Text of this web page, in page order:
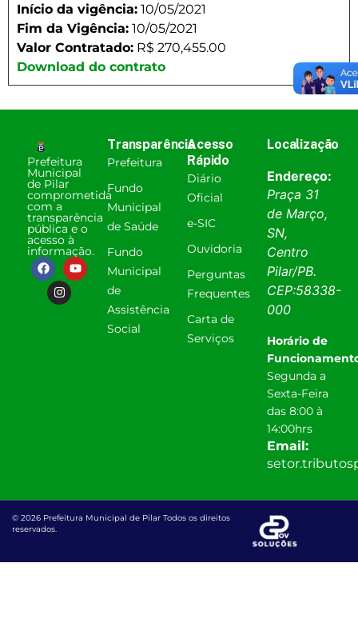
Início da vigência: 10/05/2021
Fim da Vigência: 10/05/2021
Valor Contratado: R$ 270,455.00
Download do contrato
Prefeitura
Municipal
de Pilar
comprometida
com a
transparência
pública e o
acesso à
informação.
Transparência
Prefeitura
Fundo
Municipal
de Saúde
Fundo
Municipal
de
Assistência
Social
Acesso
Rápido
Diário
Oficial
e-SIC
Ouvidoria
Perguntas
Frequentes
Carta de
Serviços
Localização
Endereço:
Praça 31
de Março,
SN,
Centro
Pilar/PB.
CEP:58338-
000
Horário de
Segunda a
Sexta-Feira
das 8:00 à
14:00hrs
Email:
© 2026 Prefeitura Municipal de Pilar Todos os direitos
reservados.